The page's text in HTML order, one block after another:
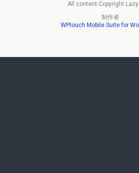
All content Copyright
制作者
WPtouch Mobile Suite for